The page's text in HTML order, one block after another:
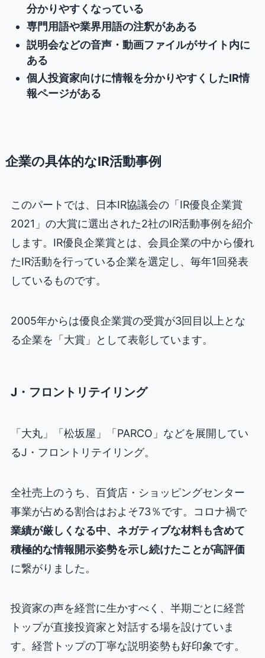
分かりやすくなっている
専門用語や業界用語の注釈があある
説明会などの音声・動画ファイルがサイト内に
ある
個人投資家向けに情報を分かりやすくしたIR情
報ページがある
企業の具体的なIR活動事例
このパートでは、日本IR協議会の「IR優良企業賞
2021」の大賞に選出された2社のIR活動事例を紹介
します。IR優良企業賞とは、会員企業の中から優れ
たIR活動を行っている企業を選定し、毎年1回発表
しているものです。
2005年からは優良企業賞の受賞が3回目以上とな
る企業を「大賞」として表彰しています。
J・フロントリテイリング
「大丸」「松坂屋」「PARCO」などを展開してい
るJ・フロントリテイリング。
全社売上のうち、百貨店・ショッピングセンター
事業が占める割合はおよそ73％です。コロナ禍で
業績が厳しくなる中、ネガティブな材料も含めて
積極的な情報開示姿勢を示し続けたことが高評価
に繋がりました。
投資家の声を経営に生かすべく、半期ごとに経営
トップが直接投資家と対話する場を設けていま
す。経営トップの丁寧な説明姿勢も好印象です。